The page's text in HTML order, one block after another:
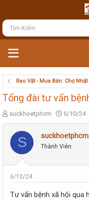
Rao Vặt - Mua Bán: Chợ Nhật
Tổng đài tư vấn
T
h
e
a
s
r
suckhoetphcm
N
g
y
g
i
6/10/24
S suckhoetphcm
Thành Viên
6/10/24
Tư vấn bệnh xã hội qua